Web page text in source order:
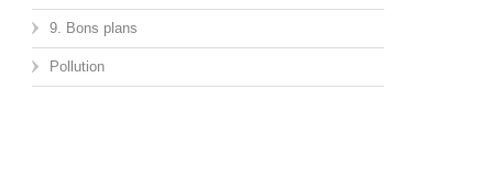
9. Bons plans
Pollution